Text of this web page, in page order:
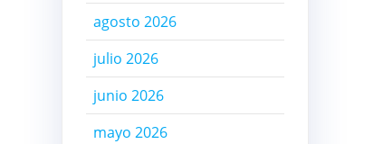
agosto 2026
julio 2026
junio 2026
mayo 2026